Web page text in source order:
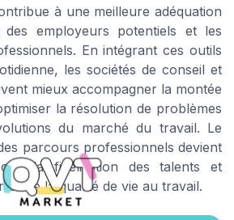
à une meilleure adéquation
employeurs potentiels et les
En intégrant ces outils
les sociétés de conseil et
mieux accompagner la montée
la résolution de problèmes
du marché du travail. Le
parcours professionnels devient
la fidélisation des talents et
de la qualité de vie au travail.